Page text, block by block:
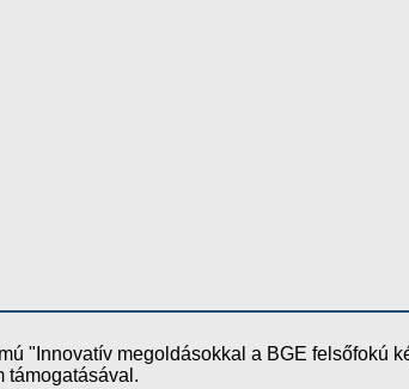
"Innovatív megoldásokkal a BGE felsőfokú
támogatásával.